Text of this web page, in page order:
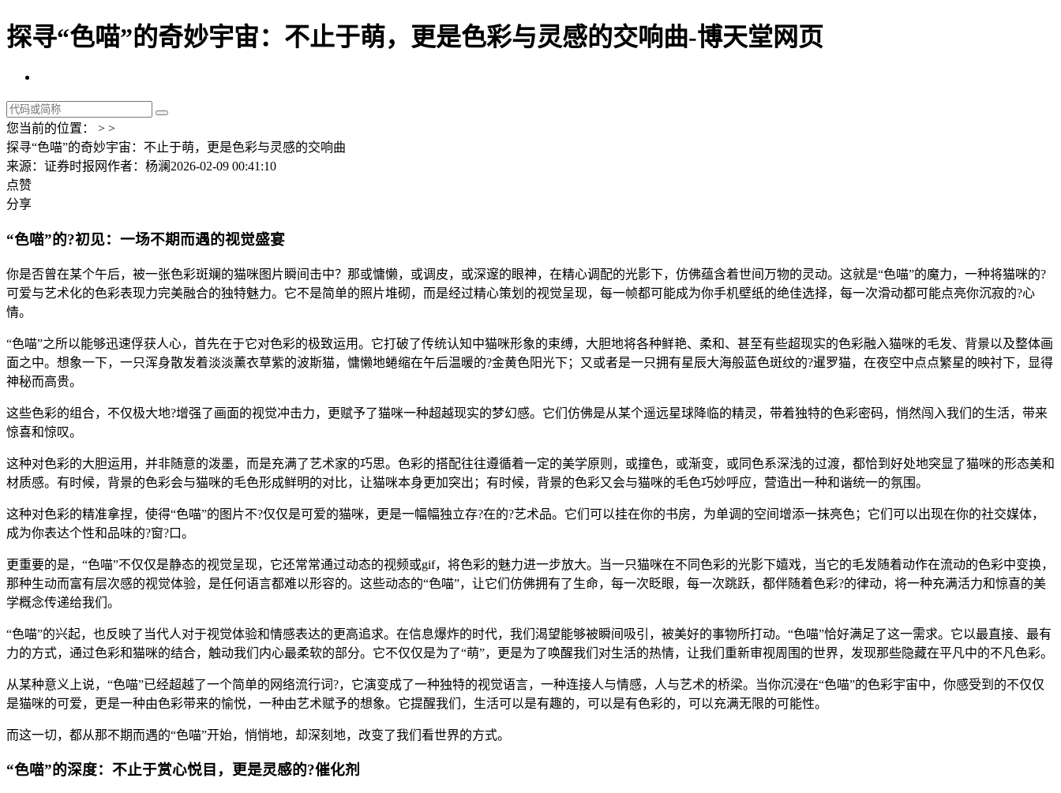
探寻“色喵”的奇妙宇宙：不止于萌，更是色彩与灵感的交响曲-博天堂网页
您当前的位置： > >
探寻“色喵”的奇妙宇宙：不止于萌，更是色彩与灵感的交响曲
来源：证券时报网作者：杨澜 2026-02-09 00:41:10
点赞
分享
“色喵”的?初见：一场不期而遇的视觉盛宴
你是否曾在某个午后，被一张色彩斑斓的猫咪图片瞬间击中？那或慵懒，或调皮，或深邃的眼神，在精心调配的光影下，仿佛蕴含着世间万物的灵动。这就是“色喵”的魔力，一种将猫咪的?
可爱与艺术化的色彩表现力完美融合的独特魅力。它不是简单的照片堆砌，而是经过精心策划的视觉呈现，每一帧都可能成为你手机壁纸的绝佳选择，每一次滑动都可能点亮你沉寂的?心
情。
“色喵”之所以能够迅速俘获人心，首先在于它对色彩的极致运用。它打破了传统认知中猫咪形象的束缚，大胆地将各种鲜艳、柔和、甚至有些超现实的色彩融入猫咪的毛发、背景以及整体画
面之中。想象一下，一只浑身散发着淡淡薰衣草紫的波斯猫，慵懒地蜷缩在午后温暖的?金黄色阳光下；又或者是一只拥有星辰大海般蓝色斑纹的?暹罗猫，在夜空中点点繁星的映衬下，显得
神秘而高贵。
这些色彩的组合，不仅极大地?增强了画面的视觉冲击力，更赋予了猫咪一种超越现实的梦幻感。它们仿佛是从某个遥远星球降临的精灵，带着独特的色彩密码，悄然闯入我们的生活，带来
惊喜和惊叹。
这种对色彩的大胆运用，并非随意的泼墨，而是充满了艺术家的巧思。色彩的搭配往往遵循着一定的美学原则，或撞色，或渐变，或同色系深浅的过渡，都恰到好处地突显了猫咪的形态美和
材质感。有时候，背景的色彩会与猫咪的毛色形成鲜明的对比，让猫咪本身更加突出；有时候，背景的色彩又会与猫咪的毛色巧妙呼应，营造出一种和谐统一的氛围。
这种对色彩的精准拿捏，使得“色喵”的图片不?仅仅是可爱的猫咪，更是一幅幅独立存?在的?艺术品。它们可以挂在你的书房，为单调的空间增添一抹亮色；它们可以出现在你的社交媒体，
成为你表达个性和品味的?窗?口。
更重要的是，“色喵”不仅仅是静态的视觉呈现，它还常常通过动态的视频或gif，将色彩的魅力进一步放大。当一只猫咪在不同色彩的光影下嬉戏，当它的毛发随着动作在流动的色彩中变换，
那种生动而富有层次感的视觉体验，是任何语言都难以形容的。这些动态的“色喵”，让它们仿佛拥有了生命，每一次眨眼，每一次跳跃，都伴随着色彩?的律动，将一种充满活力和惊喜的美
学概念传递给我们。
“色喵”的兴起，也反映了当代人对于视觉体验和情感表达的更高追求。在信息爆炸的时代，我们渴望能够被瞬间吸引，被美好的事物所打动。“色喵”恰好满足了这一需求。它以最直接、最有
力的方式，通过色彩和猫咪的结合，触动我们内心最柔软的部分。它不仅仅是为了“萌”，更是为了唤醒我们对生活的热情，让我们重新审视周围的世界，发现那些隐藏在平凡中的不凡色彩。
从某种意义上说，“色喵”已经超越了一个简单的网络流行词?，它演变成了一种独特的视觉语言，一种连接人与情感，人与艺术的桥梁。当你沉浸在“色喵”的色彩宇宙中，你感受到的不仅仅
是猫咪的可爱，更是一种由色彩带来的愉悦，一种由艺术赋予的想象。它提醒我们，生活可以是有趣的，可以是有色彩的，可以充满无限的可能性。
而这一切，都从那不期而遇的“色喵”开始，悄悄地，却深刻地，改变了我们看世界的方式。
“色喵”的深度：不止于赏心悦目，更是灵感的?催化剂